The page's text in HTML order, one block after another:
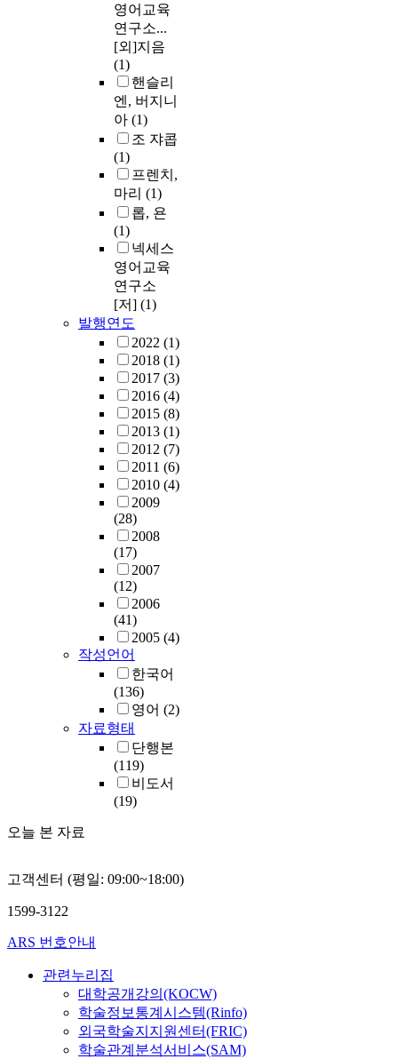
영어교육
연구소...
[외]지음
(1)
핸슬리
엔, 버지니
아 (1)
조 쟈콥
(1)
프렌치,
마리 (1)
롭, 욘
(1)
넥세스
영어교육
연구소
[저] (1)
발행연도
2022 (1)
2018 (1)
2017 (3)
2016 (4)
2015 (8)
2013 (1)
2012 (7)
2011 (6)
2010 (4)
2009
(28)
2008
(17)
2007
(12)
2006
(41)
2005 (4)
작성언어
한국어
(136)
영어 (2)
자료형태
단행본
(119)
비도서
(19)
오늘 본 자료
고객센터 (평일: 09:00~18:00)
1599-3122
ARS 번호안내
관련누리집
대학공개강의(KOCW)
학술정보통계시스템(Rinfo)
외국학술지지원센터(FRIC)
학술관계분석서비스(SAM)